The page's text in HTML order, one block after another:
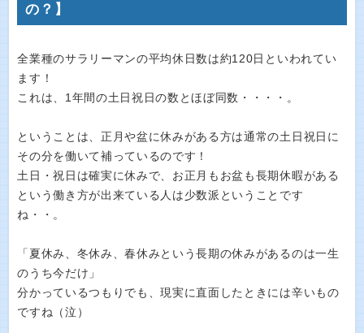
の？】
全業種のサラリーマンの平均休日数は約120日といわれてい
ます！
これは、1年間の土日祝日の数とほぼ同数・・・・。
ということは、正月や盆に休みがある方は通常の土日祝日に
その分を働いて補っているのです！
土日・祝日は確実に休みで、お正月もお盆も長期休暇がある
という働き方が出来ている人は少数派ということです
ね・・。
「夏休み、冬休み、春休みという長期の休みがあるのは一生
のうち今だけ」
分かっているつもりでも、現実に直面したときには辛いもの
ですね（泣）